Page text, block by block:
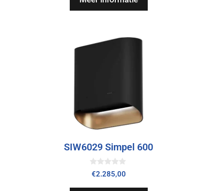
SIW6029 Simpel 600
0
v
€2.285,00